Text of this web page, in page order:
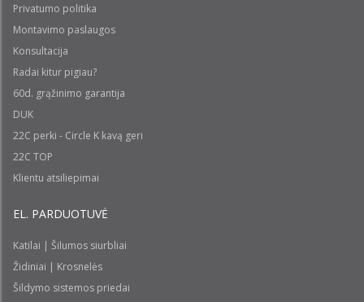
Privatumo politika
Montavimo paslaugos
Konsultacija
Radai kitur pigiau?
60d. grąžinimo garantija
DUK
22C perki - Circle K kavą geri
22C TOP
Klientu atsiliepimai
EL. PARDUOTUVĖ
Katilai | Šilumos siurbliai
Židiniai | Krosnelės
Šildymo sistemos priedai